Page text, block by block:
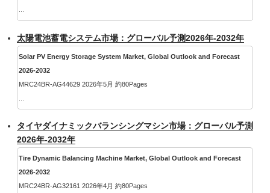
太陽電池蓄電システム市場：グローバル予測2026年-2032年
Solar PV Energy Storage System Market, Global Outlook and Forecast
2026-2032
MRC24BR-AG44629 2026年5月 約80Pages
タイヤダイナミックバランシングマシン市場：グローバル予測
2026年-2032年
Tire Dynamic Balancing Machine Market, Global Outlook and Forecast
2026-2032
MRC24BR-AG32161 2026年4月 約80Pages